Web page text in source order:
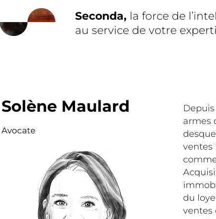
Seconda, la force de
au service de votre
Solène Maulard
Avocate
armes
ventes
du
ventes